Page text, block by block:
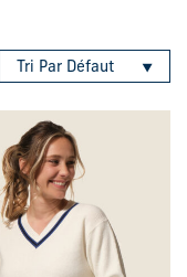
Tri Par Défaut